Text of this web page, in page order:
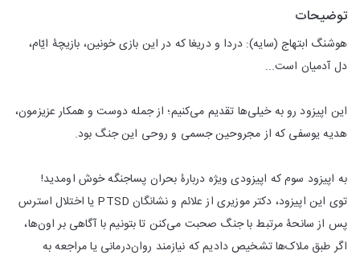
توضیحات
هوشنگ ابتهاج (سایه): دردا و دریغا که در این بازی خونین، بازیچۀ ایّام،
دل آدمیان است...
این اپیزود رو به خیلی‌ها تقدیم می‌کنیم؛ از جمله دوست و همکار عزیزمون،
هدیه یوسفی که از مجروحین جسمی و روحی این جنگ بود.
به اپیزود سوم که اپیزودی ویژه دربارۀ بحران پساجنگه خوش اومدید!
توی این اپیزود، دکتر موزیری از علائم و نشانگان PTSD یا اختلال استرس
پس از سانحۀ مرتبط با جنگ صحبت می‌کنن تا بتونیم با آگاهی بر اون‌ها،
اگر طبق ملاک‌ها تشخیص دادیم که نیازمند روان‌درمانی یا مراجعه به